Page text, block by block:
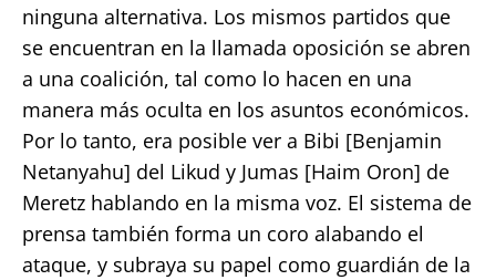
ninguna alternativa. Los mismos partidos que
se encuentran en la llamada oposición se abren
a una coalición, tal como lo hacen en una
manera más oculta en los asuntos económicos.
Por lo tanto, era posible ver a Bibi [Benjamin
Netanyahu] del Likud y Jumas [Haim Oron] de
Meretz hablando en la misma voz. El sistema de
prensa también forma un coro alabando el
ataque, y subraya su papel como guardián de la